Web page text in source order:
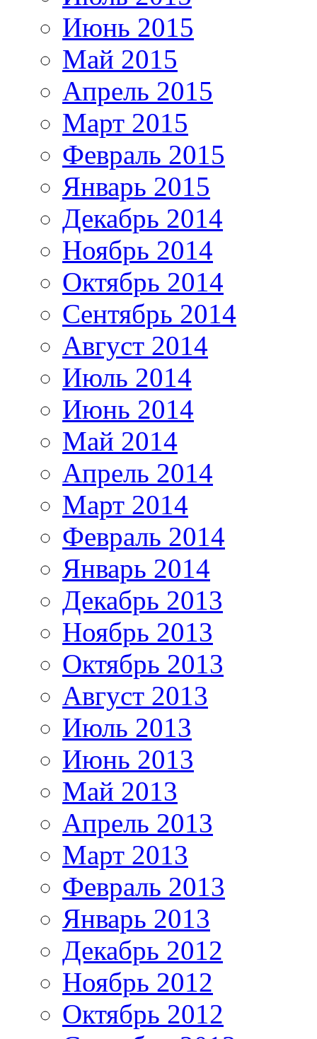
Июнь 2015
Май 2015
Апрель 2015
Март 2015
Февраль 2015
Январь 2015
Декабрь 2014
Ноябрь 2014
Октябрь 2014
Сентябрь 2014
Август 2014
Июль 2014
Июнь 2014
Май 2014
Апрель 2014
Март 2014
Февраль 2014
Январь 2014
Декабрь 2013
Ноябрь 2013
Октябрь 2013
Август 2013
Июль 2013
Июнь 2013
Май 2013
Апрель 2013
Март 2013
Февраль 2013
Январь 2013
Декабрь 2012
Ноябрь 2012
Октябрь 2012